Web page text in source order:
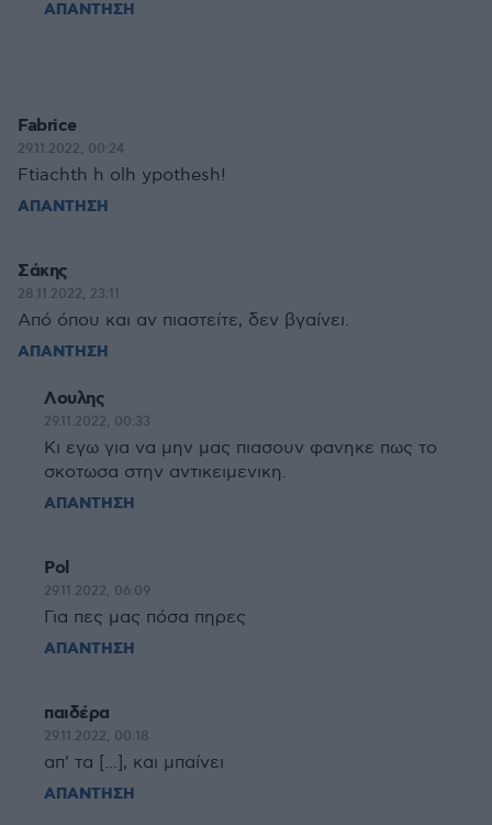
ΑΠΑΝΤΗΣΗ
Fabrice
29.11.2022, 00:24
Ftiachth h olh ypothesh!
ΑΠΑΝΤΗΣΗ
Σάκης
28.11.2022, 23:11
Από όπου και αν πιαστείτε, δεν βγαίνει.
ΑΠΑΝΤΗΣΗ
Λουλης
29.11.2022, 00:33
Κι εγω για να μην μας πιασουν φανηκε πως το
σκοτωσα στην αντικειμενικη.
ΑΠΑΝΤΗΣΗ
Pol
29.11.2022, 06:09
Για πες μας πόσα πηρες
ΑΠΑΝΤΗΣΗ
παιδέρα
29.11.2022, 00:18
απ' τα [...], και μπαίνει
ΑΠΑΝΤΗΣΗ